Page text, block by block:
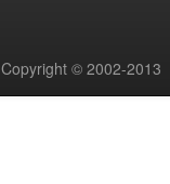
Copyright © 2002-2013